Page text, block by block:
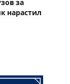
за
нарастил